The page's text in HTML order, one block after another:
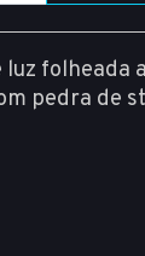
folheada
pedra de